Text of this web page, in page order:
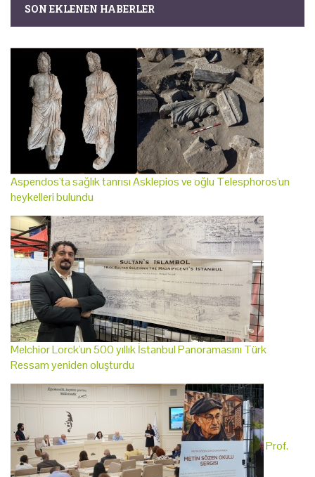
SON EKLENEN HABERLER
Aspendos'ta sağlık tanrısı Asklepios ve oğlu Telesphoros'un
heykelleri bulundu
Melchior Lorck'un 500 yıllık İstanbul Panoramasını Türk
Ressam yeniden oluşturdu
Prof.